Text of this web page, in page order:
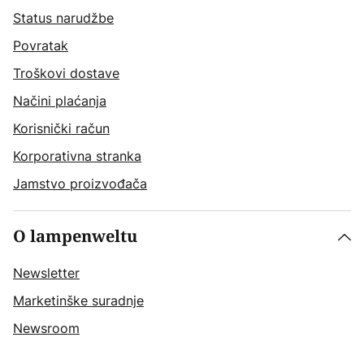
Status narudžbe
Povratak
Troškovi dostave
Načini plaćanja
Korisnički račun
Korporativna stranka
Jamstvo proizvođača
O lampenweltu
Newsletter
Marketinške suradnje
Newsroom